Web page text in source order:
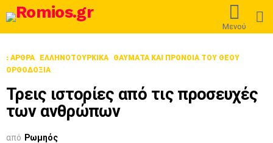
Μενού
: ΆΡΘΡΑ ΕΛΛΗΝΟΤΟΥΡΚΙΚΆ
ΘΑΎΜΑΤΑ ΚΑΙ ΠΡΌΝΟΙΑ ΤΟΥ ΘΕΟΎ
ΟΡΘΟΔΟΞΊΑ
Τρεις ιστορίες από τις προσευχές
των ανθρώπων
από Ρωμηός